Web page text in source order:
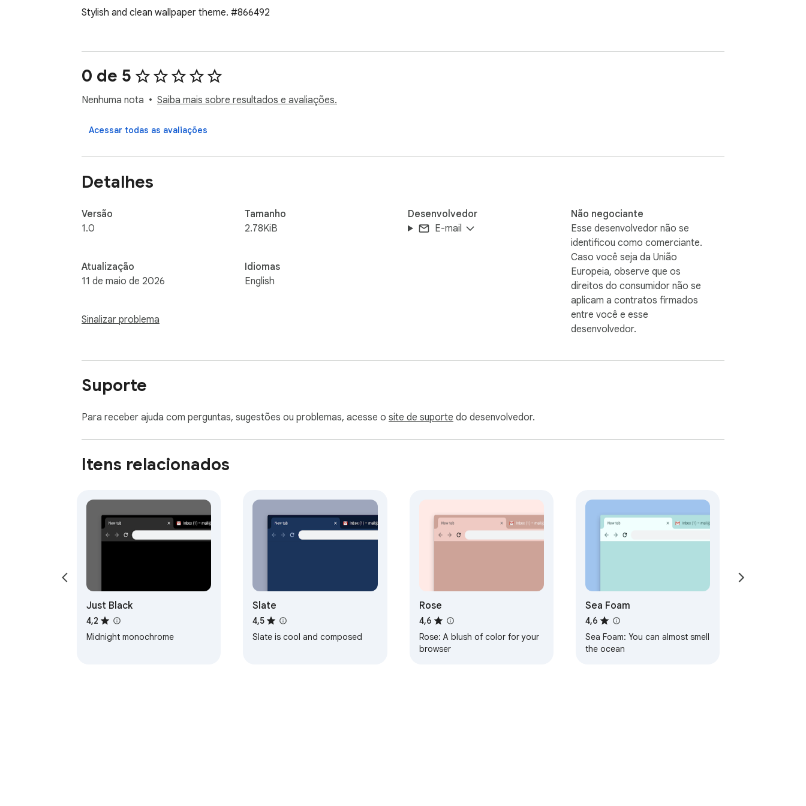
Stylish and clean wallpaper theme. #866492
0 de 5
Nenhuma nota Saiba mais sobre resultados e avaliações.
Acessar todas as avaliações
Detalhes
Versão
1.0
Atualização
11 de maio de 2026
Sinalizar problema
Tamanho
2.78KiB
Idiomas
English
Desenvolvedor
E-mail
Não negociante
Esse desenvolvedor não se
identificou como comerciante.
Caso você seja da União
Europeia, observe que os
direitos do consumidor não se
aplicam a contratos firmados
entre você e esse
desenvolvedor.
Suporte
Para receber ajuda com perguntas, sugestões ou problemas, acesse o site de suporte do desenvolvedor.
Itens relacionados
Just Black
4,2
Midnight monochrome
Slate
4,5
Slate is cool and composed
Rose
4,6
Rose: A blush of color for your
browser
Sea Foam
4,6
Sea Foam: You can almost smell
the ocean